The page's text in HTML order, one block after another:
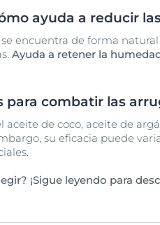
ayuda a reducir
encuentra de forma
Ayuda a retener la
combatir las
de coco, aceite de
su eficacia puede
¡Sigue leyendo para